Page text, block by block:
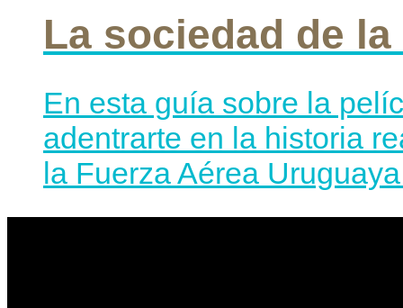
La sociedad de la
En esta guía sobre la
adentrarte en la historia
la Fuerza Aérea